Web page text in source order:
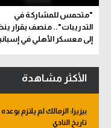
"متحمس للمشاركة في
التدريبات".. منصف بقرار
إلى معسكر الأهلي في
الأكثر مشاهدة
بيزيرا: الزمالك لم يلتزم
تاريخ النادي